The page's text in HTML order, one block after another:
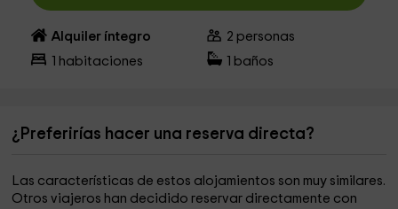
Alquiler íntegro 2 personas
habitaciones baños
¿Preferirías hacer una reserva directa?
Las características de estos alojamientos son muy similares.
Otros viajeros han decidido reservar directamente con